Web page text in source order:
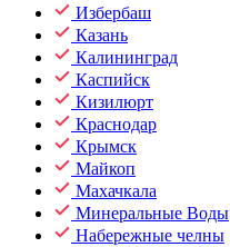
Избербаш
Казань
Калининград
Каспийск
Кизилюрт
Краснодар
Крымск
Майкоп
Махачкала
Минеральные Воды
Набережные челны